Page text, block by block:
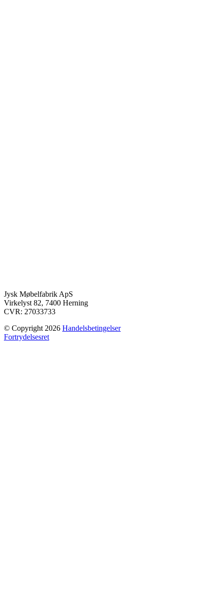
Jysk Møbelfabrik ApS
Virkelyst 82, 7400 Herning
CVR: 27033733
© Copyright 2026 Handelsbetingelser
Fortrydelsesret